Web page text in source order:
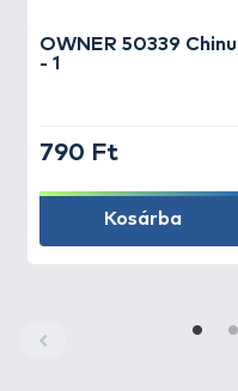
OWNER 50339 Chinu
- 1
790 Ft
Kosárba